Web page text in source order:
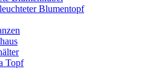
Blumentopf
Topf